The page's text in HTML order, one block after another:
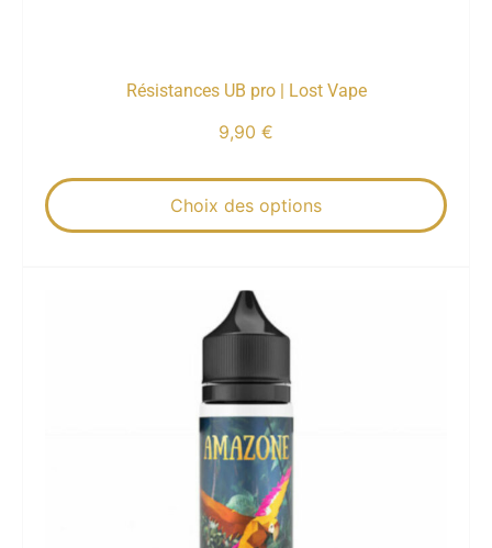
Résistances UB pro | Lost Vape
9,90 €
Choix des options